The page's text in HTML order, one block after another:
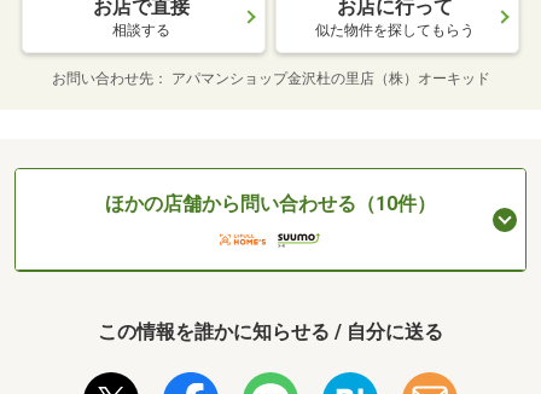
お店で直接
相談する
お店に行って
似た物件を探してもらう
お問い合わせ先 アパマンショップ金沢杜の里店（株）オーキッド
ほかの店舗から問い合わせる（10件）
この情報を誰かに知らせる / 自分に送る